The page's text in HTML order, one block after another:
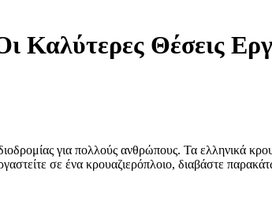
Καλύτερες Θέσεις
για πολλούς ανθρώπους. Τα ελληνικά
σε ένα κρουαζιερόπλοιο, διαβάστε